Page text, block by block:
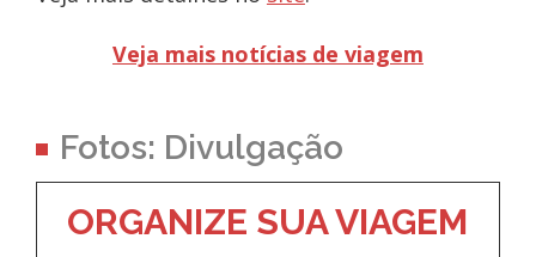
Veja mais notícias de viagem
Fotos: Divulgação
ORGANIZE SUA VIAGEM